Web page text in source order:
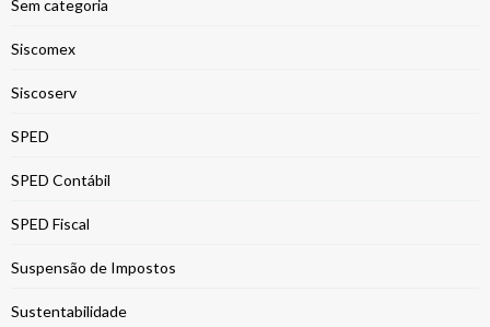
Sem categoria
Siscomex
Siscoserv
SPED
SPED Contábil
SPED Fiscal
Suspensão de Impostos
Sustentabilidade